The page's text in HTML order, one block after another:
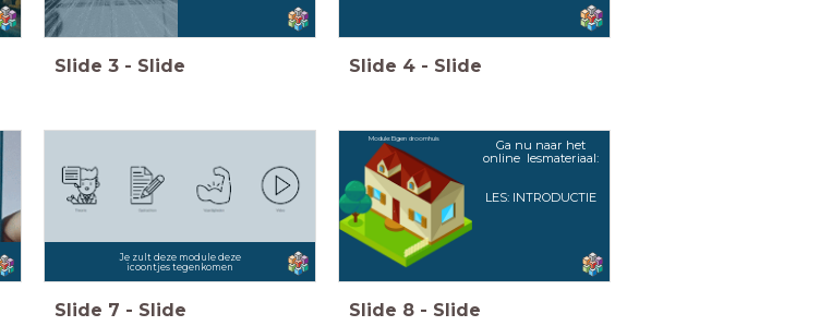
Slide 3 - Slide Slide 4 - Slide
Je zult deze module deze
icoontjes tegenkomen
Slide 7 - Slide
Ga nu naar het
online lesmateriaal:
LES: INTRODUCTIE
Module: Eigen droomhuis
Slide 8 - Slide